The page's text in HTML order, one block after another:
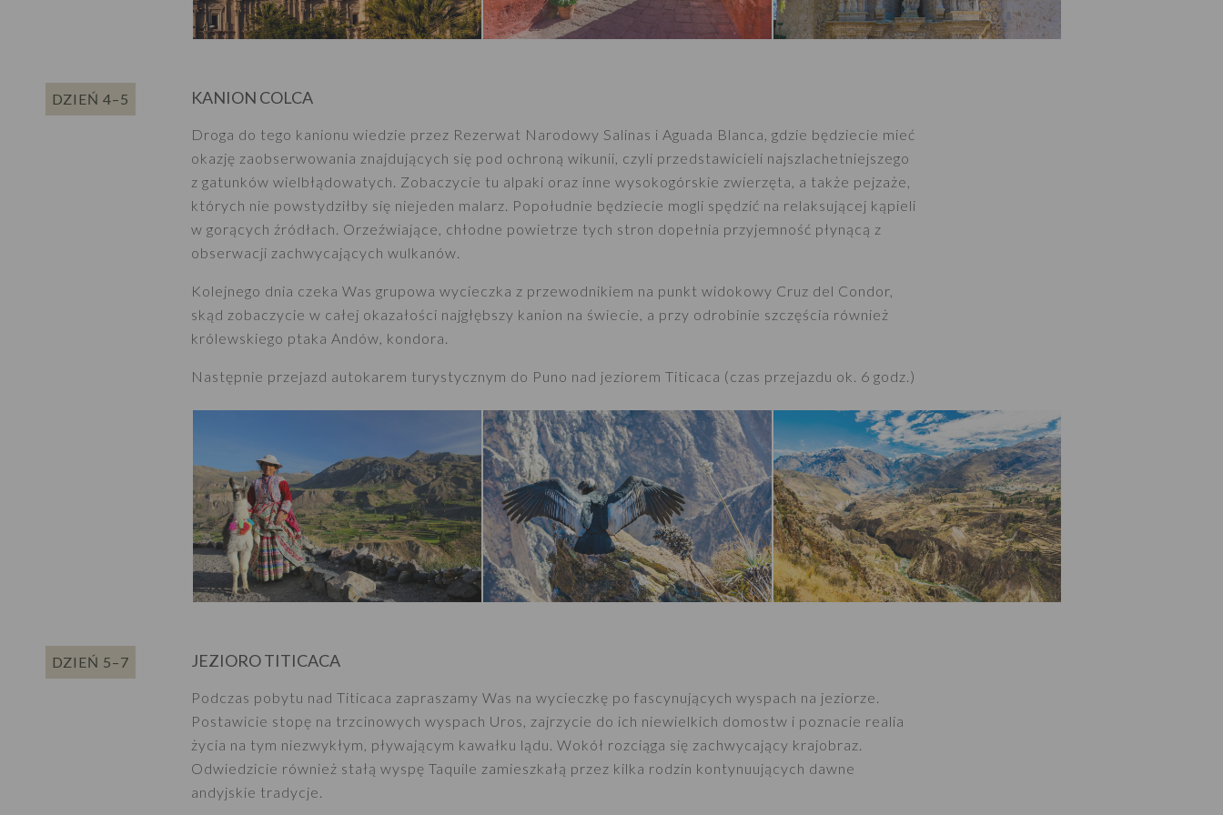
DZIEŃ 4–5 KANION COLCA
Droga do tego kanionu wiedzie przez Rezerwat Narodowy Salinas i Aguada Blanca, gdzie będziecie mieć
okazję zaobserwowania znajdujących się pod ochroną wikunii, czyli przedstawicieli najszlachetniejszego
z gatunków wielbłądowatych. Zobaczycie tu alpaki oraz inne wysokogórskie zwierzęta, a także pejzaże,
których nie powstydziłby się niejeden malarz. Popołudnie będziecie mogli spędzić na relaksującej kąpieli
w gorących źródłach. Orzeźwiające, chłodne powietrze tych stron dopełnia przyjemność płynącą z
obserwacji zachwycających wulkanów.
Kolejnego dnia czeka Was grupowa wycieczka z przewodnikiem na punkt widokowy Cruz del Condor,
skąd zobaczycie w całej okazałości najgłębszy kanion na świecie, a przy odrobinie szczęścia również
królewskiego ptaka Andów, kondora.
Następnie przejazd autokarem turystycznym do Puno nad jeziorem Titicaca (czas przejazdu ok. 6 godz.)
DZIEŃ 5–7 JEZIORO TITICACA
Podczas pobytu nad Titicaca zapraszamy Was na wycieczkę po fascynujących wyspach na jeziorze.
Postawicie stopę na trzcinowych wyspach Uros, zajrzycie do ich niewielkich domostw i poznacie realia
życia na tym niezwykłym, pływającym kawałku lądu. Wokół rozciąga się zachwycający krajobraz.
Odwiedzicie również stałą wyspę Taquile zamieszkałą przez kilka rodzin kontynuujących dawne
andyjskie tradycje.